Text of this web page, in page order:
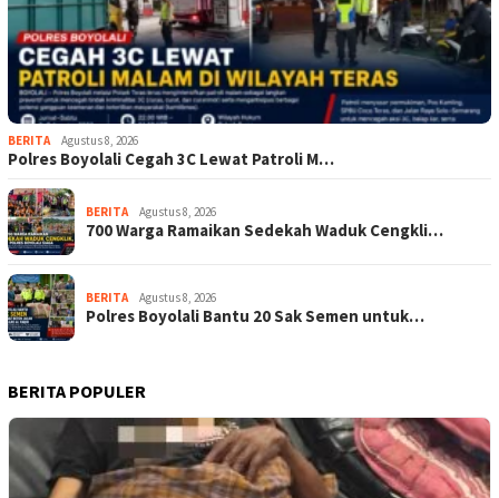
BERITA Agustus 8, 2026
Polres Boyolali Cegah 3C Lewat Patroli M…
BERITA Agustus 8, 2026
700 Warga Ramaikan Sedekah Waduk Cengkli…
BERITA Agustus 8, 2026
Polres Boyolali Bantu 20 Sak Semen untuk…
BERITA POPULER